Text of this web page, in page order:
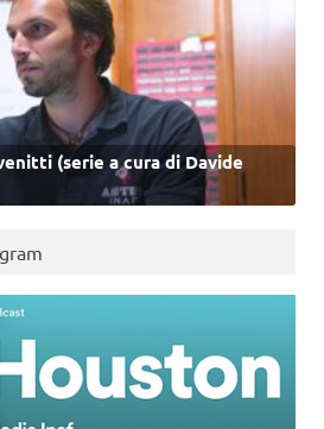
(serie a cura di Davide